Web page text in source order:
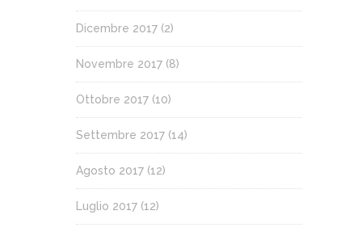
Dicembre 2017 (2)
Novembre 2017 (8)
Ottobre 2017 (10)
Settembre 2017 (14)
Agosto 2017 (12)
Luglio 2017 (12)